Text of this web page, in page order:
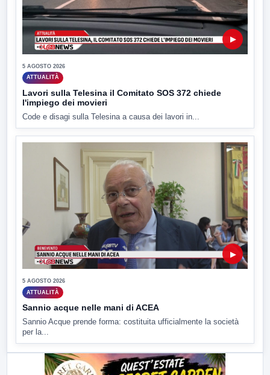
▶
5 AGOSTO 2026
ATTUALITÀ
Lavori sulla Telesina il Comitato SOS 372 chiede
l'impiego dei movieri
Code e disagi sulla Telesina a causa dei lavori in...
▶
5 AGOSTO 2026
ATTUALITÀ
Sannio acque nelle mani di ACEA
Sannio Acque prende forma: costituita ufficialmente la società
per la...